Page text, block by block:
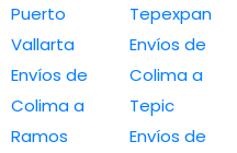
Puerto
Vallarta
Envíos de
Colima a
Ramos
Tepexpan
Envíos de
Colima a
Tepic
Envíos de